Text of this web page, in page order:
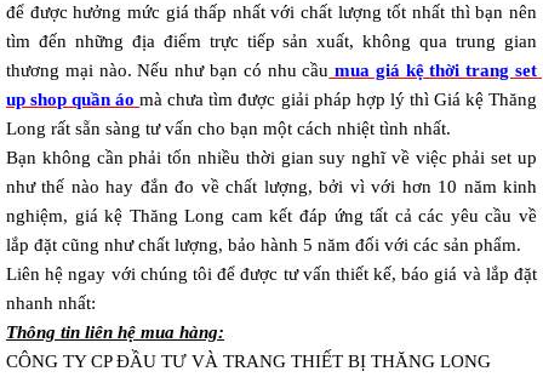
để được hưởng mức giá thấp nhất với chất lượng tốt nhất thì bạn nên
tìm đến những địa điểm trực tiếp sản xuất, không qua trung gian
thương mại nào. Nếu như bạn có nhu cầu mua giá kệ thời trang set
up shop quần áo mà chưa tìm được giải pháp hợp lý thì Giá kệ Thăng
Long rất sẵn sàng tư vấn cho bạn một cách nhiệt tình nhất.
Bạn không cần phải tốn nhiều thời gian suy nghĩ về việc phải set up
như thế nào hay đắn đo về chất lượng, bởi vì với hơn 10 năm kinh
nghiệm, giá kệ Thăng Long cam kết đáp ứng tất cả các yêu cầu về
lắp đặt cũng như chất lượng, bảo hành 5 năm đối với các sản phẩm.
Liên hệ ngay với chúng tôi để được tư vấn thiết kế, báo giá và lắp đặt
nhanh nhất:
Thông tin liên hệ mua hàng:
CÔNG TY CP ĐẦU TƯ VÀ TRANG THIẾT BỊ THĂNG LONG